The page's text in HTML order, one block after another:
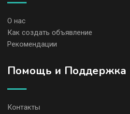
О нас
Как создать объявление
Рекомендации
Помощь и Поддержка
Контакты